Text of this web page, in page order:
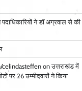
ने डॉ अग्रवाल से की
celindasteffen onउत्तराखंड में
पर 26 उम्मीदवारों ने किया